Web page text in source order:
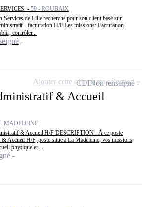
- 59 - ROUBAIX
Services de Lille recherche pour son client basé sur
- facturation H/F Les missions: Facturation
contrôler...
& Accueil
- MADELEINE
& Accueil H/F DESCRIPTION : À ce poste
Accueil H/F, poste situé à La Madeleine, vos missions
physique et...
CDINon renseigné
Ajouter cette offre à ma sélection